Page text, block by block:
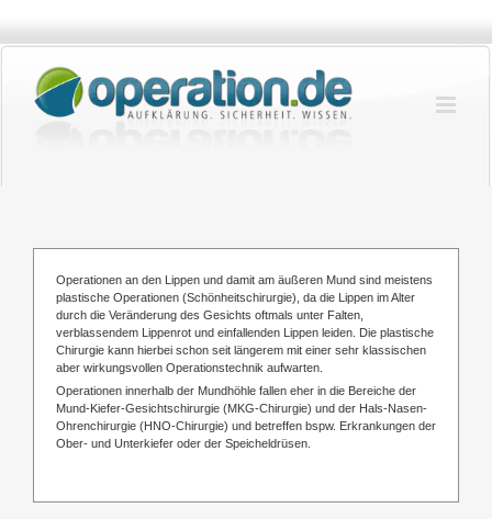
springen
Operationen an den Lippen und damit am äußeren Mund sind meistens
plastische Operationen (Schönheitschirurgie), da die Lippen im Alter
durch die Veränderung des Gesichts oftmals unter Falten,
verblassendem Lippenrot und einfallenden Lippen leiden. Die plastische
Chirurgie kann hierbei schon seit längerem mit einer sehr klassischen
aber wirkungsvollen Operationstechnik aufwarten.
Operationen innerhalb der Mundhöhle fallen eher in die Bereiche der
Mund-Kiefer-Gesichtschirurgie (MKG-Chirurgie) und der Hals-Nasen-
Ohrenchirurgie (HNO-Chirurgie) und betreffen bspw. Erkrankungen der
Ober- und Unterkiefer oder der Speicheldrüsen.